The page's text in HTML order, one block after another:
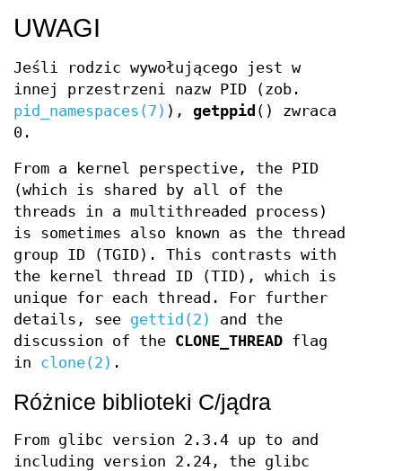
UWAGI
Jeśli rodzic wywołującego jest w
innej przestrzeni nazw PID (zob.
pid_namespaces(7) ), getppid () zwraca
0.
From a kernel perspective, the PID
(which is shared by all of the
threads in a multithreaded process)
is sometimes also known as the thread
group ID (TGID). This contrasts with
the kernel thread ID (TID), which is
unique for each thread. For further
details, see gettid(2)
and the
discussion of the CLONE_THREAD flag
in clone(2) .
Różnice biblioteki C/jądra
From glibc version 2.3.4 up to and
including version 2.24, the glibc